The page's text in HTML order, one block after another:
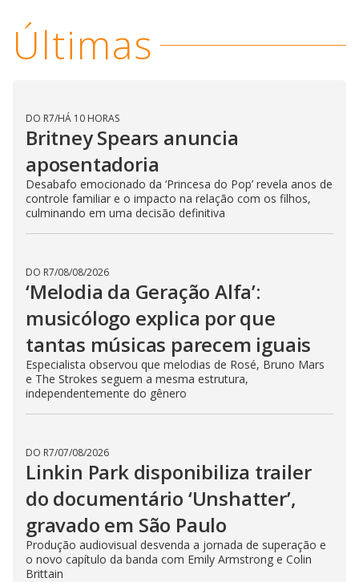
Últimas
DO R7/HÁ 10 HORAS
Britney Spears anuncia
aposentadoria
Desabafo emocionado da ‘Princesa do Pop’ revela anos de
controle familiar e o impacto na relação com os filhos,
culminando em uma decisão definitiva
DO R7/08/08/2026
‘Melodia da Geração Alfa’:
musicólogo explica por que
tantas músicas parecem iguais
Especialista observou que melodias de Rosé, Bruno Mars
e The Strokes seguem a mesma estrutura,
independentemente do gênero
DO R7/07/08/2026
Linkin Park disponibiliza trailer
do documentário ‘Unshatter’,
gravado em São Paulo
Produção audiovisual desvenda a jornada de superação e
o novo capítulo da banda com Emily Armstrong e Colin
Brittain